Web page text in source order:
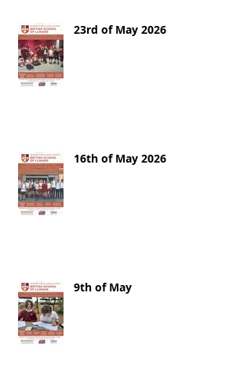
23rd of May 2026
16th of May 2026
9th of May